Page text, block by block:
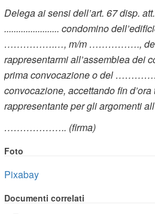
Delega ai sensi dell’art. 67 disp.
....................... condomino
…………….…, m/m …………….,
rappresentarmi all’assemblea
prima convocazione o del
convocazione, accettando fin
rappresentante per gli
……………….. (firma)
Foto
Pixabay
Documenti correlati